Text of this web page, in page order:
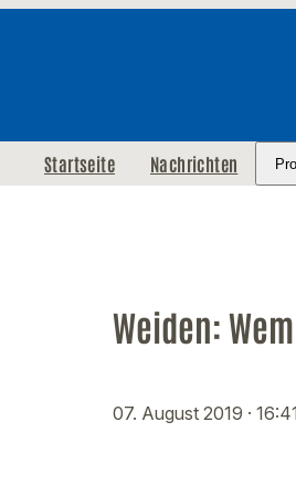
Startseite Nachrichten
Weiden:
07. August 2019 ·